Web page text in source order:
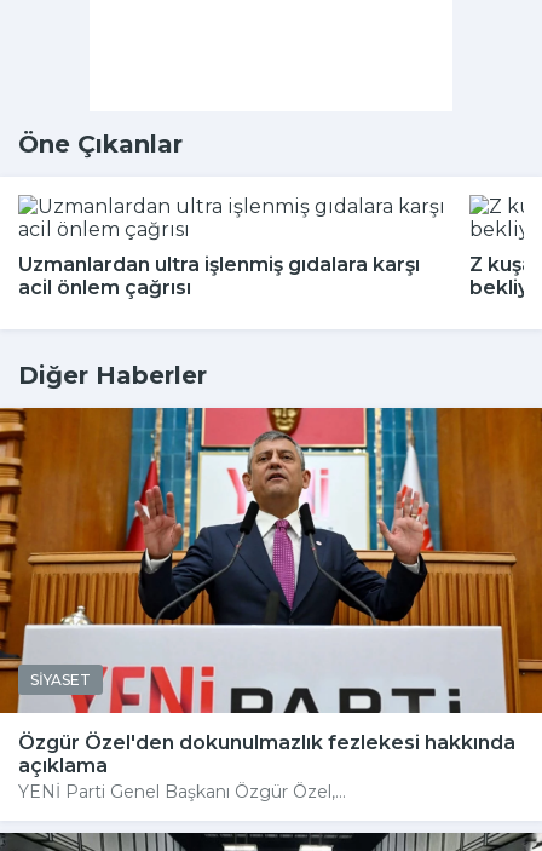
Öne Çıkanlar
Uzmanlardan ultra işlenmiş gıdalara karşı
acil önlem çağrısı
Z
Diğer Haberler
SİYASET
Özgür Özel'den dokunulmazlık fezlekesi hakkında
açıklama
YENİ Parti Genel Başkanı Özgür Özel,...